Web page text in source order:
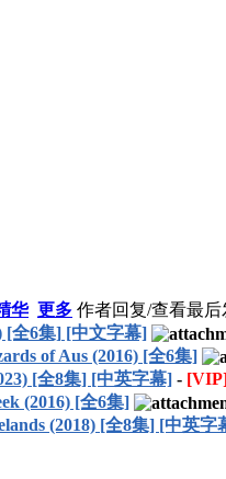
华 更多 作者回复/查看最后
[全6集] [中文字幕]
of Aus (2016) [全6集]
[全8集] [中英字幕] -
(2016) [全6集]
(2018) [全8集] [中英字